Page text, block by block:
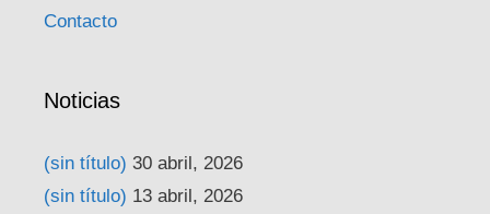
Contacto
Noticias
(sin título) 30 abril, 2026
(sin título) 13 abril, 2026